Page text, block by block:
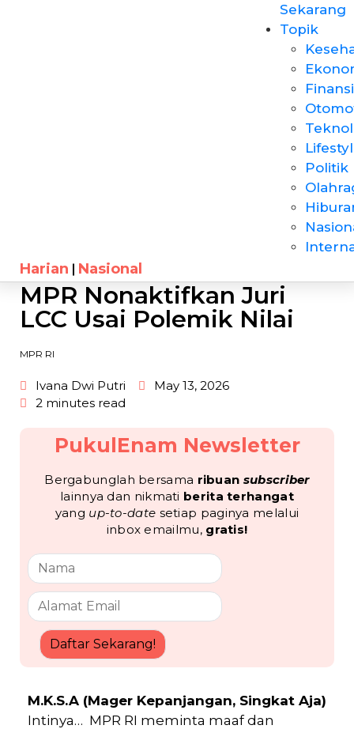
Sekarang
Topik
Politik
Harian Nasional
MPR Nonaktifkan Juri
LCC Usai Polemik Nilai
MPR RI
Ivana Dwi Putri
May 13, 2026
2 minutes read
PukulEnam Newsletter
Bergabunglah bersama ribuan subscriber
lainnya dan nikmati berita terhangat
yang up-to-date setiap paginya melalui
inbox emailmu, gratis!
Daftar Sekarang!
M.K.S.A (Mager Kepanjangan, Singkat Aja)
Intinya… MPR RI meminta maaf dan